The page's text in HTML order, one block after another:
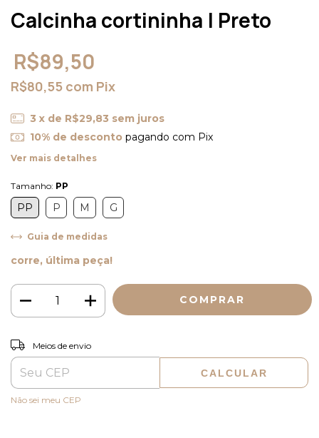
Calcinha cortininha | Preto
R$89,50
R$80,55 com Pix
3 x de R$29,83 sem juros
10% de desconto pagando com Pix
Ver mais detalhes
Tamanho: PP
PP P M G
Guia de medidas
corre, última peça!
Entregas para o CEP:
Meios de envio
CALCULAR
Não sei meu CEP